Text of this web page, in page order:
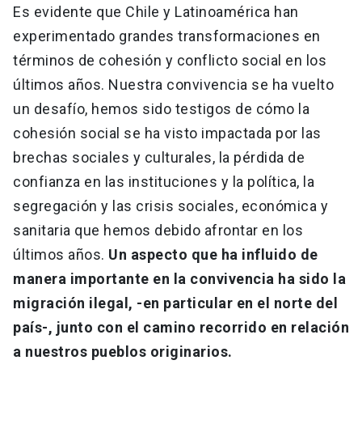
Es evidente que Chile y Latinoamérica han
experimentado grandes transformaciones en
términos de cohesión y conflicto social en los
últimos años. Nuestra convivencia se ha vuelto
un desafío, hemos sido testigos de cómo la
cohesión social se ha visto impactada por las
brechas sociales y culturales, la pérdida de
confianza en las instituciones y la política, la
segregación y las crisis sociales, económica y
sanitaria que hemos debido afrontar en los
últimos años. Un aspecto que ha influido de
manera importante en la convivencia ha sido la
migración ilegal, -en particular en el norte del
país-, junto con el camino recorrido en relación
a nuestros pueblos originarios.